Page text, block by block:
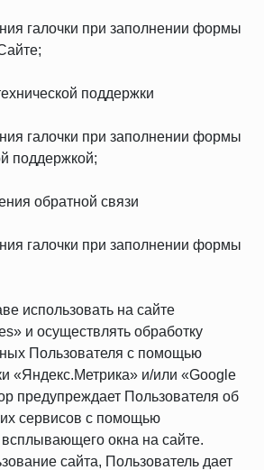
галочки при заполнении формы
поддержки
галочки при заполнении формы
поддержкой;
обратной связи
галочки при заполнении формы
использовать на сайте
и осуществлять обработку
Пользователя с помощью
«Яндекс.Метрика» и/или «Google
предупреждает Пользователя об
сервисов с помощью
окна на сайте.
сайта, Пользователь дает